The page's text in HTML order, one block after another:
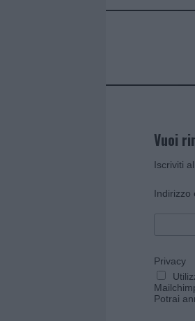
Vuoi
Iscriviti
Indirizzo
Privacy
Potrai